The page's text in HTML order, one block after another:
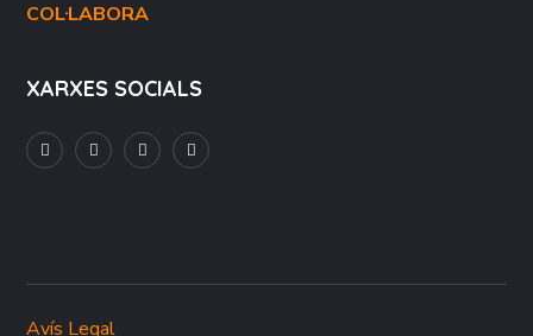
COL·LABORA
XARXES SOCIALS
Avís Legal